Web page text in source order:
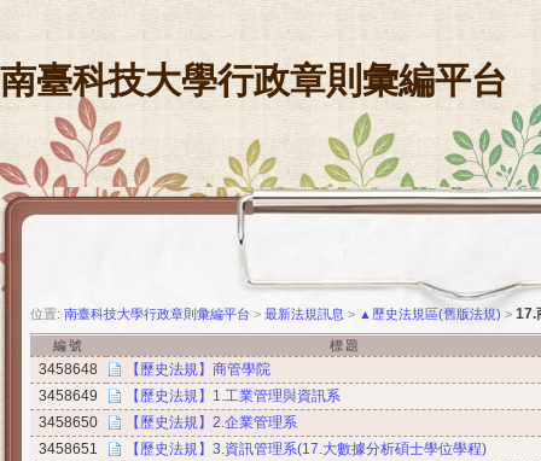
南臺科技大學行政章則彙編平台
位置: 南臺科技大學行政章則彙編平台 > 最新法規訊息 > ▲歷史法規區(舊版法規) > 17.
編號 標題
3458648
【歷史法規】商管學院
3458649
【歷史法規】1.工業管理與資訊系
3458650
【歷史法規】2.企業管理系
3458651
【歷史法規】3.資訊管理系(17.大數據分析碩士學位學程)